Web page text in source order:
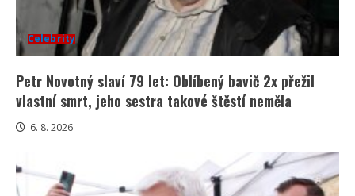
Celebrity
Petr Novotný slaví 79 let: Oblíbený bavič 2x přežil
vlastní smrt, jeho sestra takové štěstí neměla
6. 8. 2026